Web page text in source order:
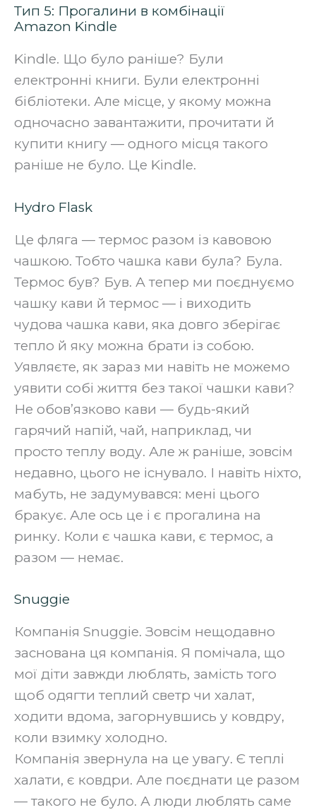
Тип 5: Прогалини в комбінації
Amazon Kindle
Kindle. Що було раніше? Були
електронні книги. Були електронні
бібліотеки. Але місце, у якому можна
одночасно завантажити, прочитати й
купити книгу — одного місця такого
раніше не було. Це Kindle.‍
Hydro Flask
Це фляга — термос разом із кавовою
чашкою. Тобто чашка кави була? Була.
Термос був? Був. А тепер ми поєднуємо
чашку кави й термос — і виходить
чудова чашка кави, яка довго зберігає
тепло й яку можна брати із собою.
Уявляєте, як зараз ми навіть не можемо
уявити собі життя без такої чашки кави?
Не обов’язково кави — будь-який
гарячий напій, чай, наприклад, чи
просто теплу воду. Але ж раніше, зовсім
недавно, цього не існувало. І навіть ніхто,
мабуть, не задумувався: мені цього
бракує. Але ось це і є прогалина на
ринку. Коли є чашка кави, є термос, а
разом — немає.‍
Snuggie
Компанія Snuggie. Зовсім нещодавно
заснована ця компанія. Я помічала, що
мої діти завжди люблять, замість того
щоб одягти теплий светр чи халат,
ходити вдома, загорнувшись у ковдру,
коли взимку холодно.
Компанія звернула на це увагу. Є теплі
халати, є ковдри. Але поєднати це разом
— такого не було. А люди люблять саме